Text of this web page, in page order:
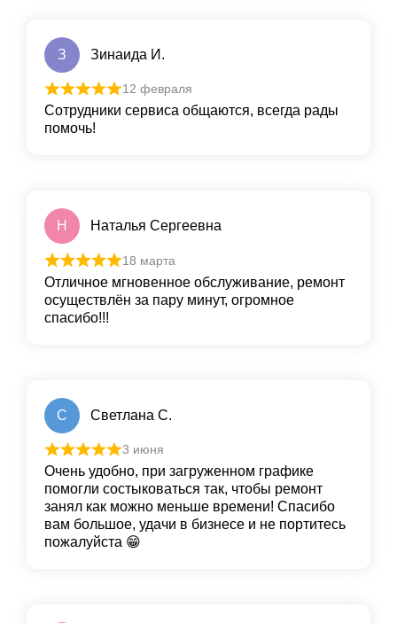
З Зинаида И.
12 февраля
Сотрудники сервиса общаются, всегда рады
помочь!
Н Наталья Сергеевна
18 марта
Отличное мгновенное обслуживание, ремонт
осуществлён за пару минут, огромное
спасибо!!!
С Светлана С.
3 июня
Очень удобно, при загруженном графике
помогли состыковаться так, чтобы ремонт
занял как можно меньше времени! Спасибо
вам большое, удачи в бизнесе и не портитесь
пожалуйста 😁